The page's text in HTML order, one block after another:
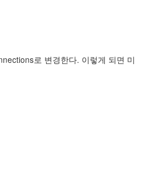
로 변경한다. 이렇게 되면 미